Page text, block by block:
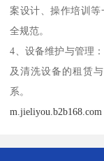
案设计、操作培训
全规范。
4、设备维护与管理
及清洗设备的租赁
系。
m.jieliyou.b2b168.com